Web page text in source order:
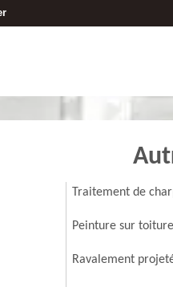
Traitement de
Peinture sur
Ravalement